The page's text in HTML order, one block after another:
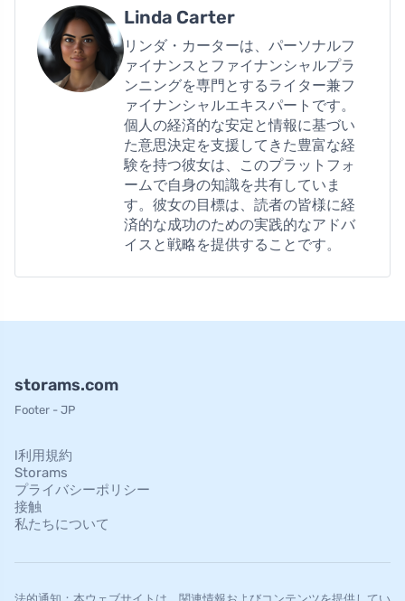
Linda Carter
リンダ・カーターは、パーソナルフ
ァイナンスとファイナンシャルプラ
ンニングを専門とするライター兼フ
ァイナンシャルエキスパートです。
個人の経済的な安定と情報に基づい
た意思決定を支援してきた豊富な経
験を持つ彼女は、このプラットフォ
ームで自身の知識を共有していま
す。彼女の目標は、読者の皆様に経
済的な成功のための実践的なアドバ
イスと戦略を提供することです。
storams.com
Footer - JP
l利用規約
Storams
プライバシーポリシー
接触
私たちについて